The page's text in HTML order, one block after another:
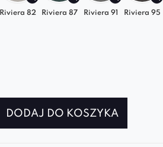
Riviera 82 Riviera 87 Riviera 91 Riviera 95
DODAJ DO KOSZYKA